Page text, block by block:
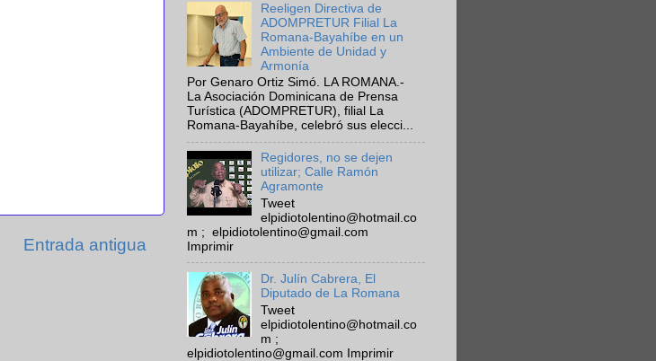
Entrada antigua
Reeligen Directiva de
ADOMPRETUR Filial La
Romana-Bayahíbe en un
Ambiente de Unidad y
Armonía
Por Genaro Ortiz Simó. LA ROMANA.-
La Asociación Dominicana de Prensa
Turística (ADOMPRETUR), filial La
Romana-Bayahíbe, celebró sus elecci...
Regidores, no se dejen
utilizar; Calle Ramón
Agramonte
Tweet
elpidiotolentino@hotmail.co
m ; elpidiotolentino@gmail.com
Imprimir
Dr. Julín Cabrera, El
Diputado de La Romana
Tweet
elpidiotolentino@hotmail.co
m ;
elpidiotolentino@gmail.com Imprimir